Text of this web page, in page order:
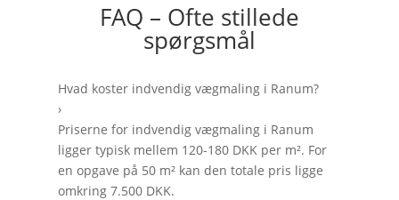
FAQ – Ofte stillede
spørgsmål
Hvad koster indvendig vægmaling i Ranum?
›
Priserne for indvendig vægmaling i Ranum
ligger typisk mellem 120-180 DKK per m². For
en opgave på 50 m² kan den totale pris ligge
omkring 7.500 DKK.